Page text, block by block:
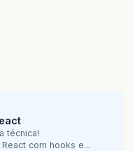
técnica!
com hooks e...